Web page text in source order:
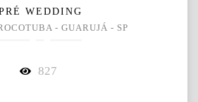
WEDDING
- GUARUJÁ - SP
827